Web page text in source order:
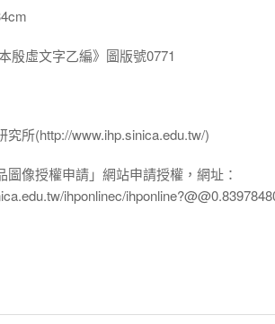
殷虛文字乙編》圖版號0771
究所(http://www.ihp.sinica.edu.tw/)
像授權申請」網站申請授權，網址：
ihponlinec/